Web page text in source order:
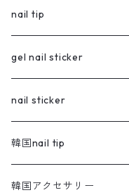
nail tip
gel nail sticker
nail sticker
韓国nail tip
nail tip
韓国アクセサリー